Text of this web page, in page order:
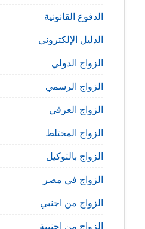
الدفوع القانونية
الدليل الإلكتروني
الزواج الدولي
الزواج الرسمي
الزواج العرفي
الزواج المختلط
الزواج بالتوكيل
الزواج في مصر
الزواج من اجنبي
الزواج من اجنبية